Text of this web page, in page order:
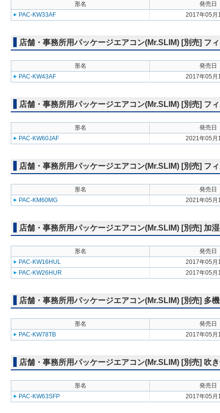
形名
発売日
PAC-KW33AF
2017年05月
店舗・事務所用パッケージエアコン(Mr.SLIM) [別売] フ
形名
発売日
PAC-KW43AF
2017年05月
店舗・事務所用パッケージエアコン(Mr.SLIM) [別売] フ
形名
発売日
PAC-KW60JAF
2021年05月
店舗・事務所用パッケージエアコン(Mr.SLIM) [別売] フ
形名
発売日
PAC-KM60MG
2021年05月
店舗・事務所用パッケージエアコン(Mr.SLIM) [別売] 加
形名
発売日
PAC-KW16HUL
2017年05月
PAC-KW26HUR
2017年05月
店舗・事務所用パッケージエアコン(Mr.SLIM) [別売] 多
形名
発売日
PAC-KW78TB
2017年05月
店舗・事務所用パッケージエアコン(Mr.SLIM) [別売] 吹
形名
発売日
PAC-KW63SFP
2017年05月